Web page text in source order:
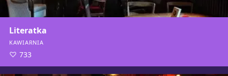
Literatka
KAWIARNIA
733